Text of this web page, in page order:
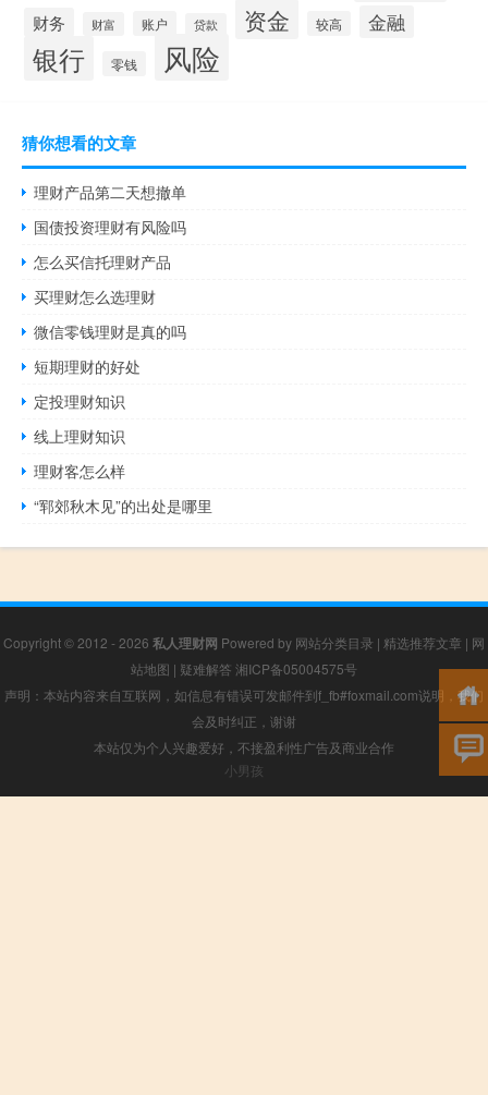
财务 财富 账户 贷款 资金 较高 金融
银行 零钱 风险
猜你想看的文章
理财产品第二天想撤单
国债投资理财有风险吗
怎么买信托理财产品
买理财怎么选理财
微信零钱理财是真的吗
短期理财的好处
定投理财知识
线上理财知识
理财客怎么样
“郓郊秋木见”的出处是哪里
Copyright © 2012 - 2026 私人理财网 Powered by 网站分类目录 | 精选推荐文章 | 网
站地图 | 疑难解答 湘ICP备05004575号
声明：本站内容来自互联网，如信息有错误可发邮件到f_fb#foxmail.com说明，我们
会及时纠正，谢谢
本站仅为个人兴趣爱好，不接盈利性广告及商业合作
小男孩